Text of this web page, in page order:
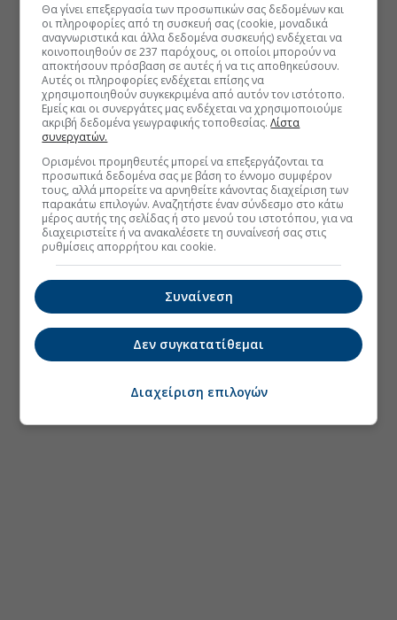
Θα γίνει επεξεργασία των προσωπικών σας δεδομένων και
οι πληροφορίες από τη συσκευή σας (cookie, μοναδικά
αναγνωριστικά και άλλα δεδομένα συσκευής) ενδέχεται να
κοινοποιηθούν σε 237 παρόχους, οι οποίοι μπορούν να
αποκτήσουν πρόσβαση σε αυτές ή να τις αποθηκεύσουν.
Αυτές οι πληροφορίες ενδέχεται επίσης να
χρησιμοποιηθούν συγκεκριμένα από αυτόν τον ιστότοπο.
Εμείς και οι συνεργάτες μας ενδέχεται να χρησιμοποιούμε
ακριβή δεδομένα γεωγραφικής τοποθεσίας.Λίστα
συνεργατών.
Ορισμένοι προμηθευτές μπορεί να επεξεργάζονται τα
προσωπικά δεδομένα σας με βάση το έννομο συμφέρον
τους, αλλά μπορείτε να αρνηθείτε κάνοντας διαχείριση των
παρακάτω επιλογών. Αναζητήστε έναν σύνδεσμο στο κάτω
μέρος αυτής της σελίδας ή στο μενού του ιστοτόπου, για να
διαχειριστείτε ή να ανακαλέσετε τη συναίνεσή σας στις
ρυθμίσεις απορρήτου και cookie.
Συναίνεση
Δεν συγκατατίθεμαι
Διαχείριση επιλογών